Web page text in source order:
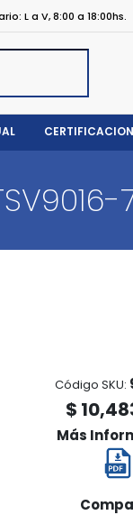
L a V, 8:00 a 18:00hs.
Código SKU:
$
Más